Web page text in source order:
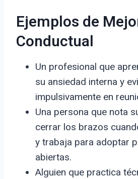
Ejemplos de
Conductual
Un profesional que
su ansiedad interna y
impulsivamente en
Una persona que nota
cerrar los brazos
y trabaja para adoptar
abiertas.
Alguien que practica